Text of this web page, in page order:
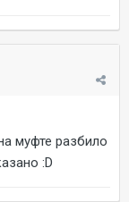
муфте разбило
:D